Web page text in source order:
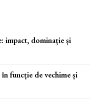
impact, dominație și
funcție de vechime și